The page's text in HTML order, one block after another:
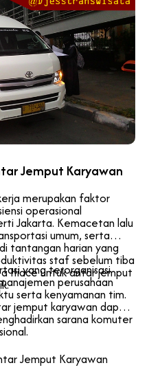
Jemput Karyawan
merupakan faktor
operasional
Jakarta. Kemacetan lalu
umum, serta
tantangan harian yang
staf sebelum tiba
Hiace untuk antar jemput
yang terorganisasi
perusahaan
serta kenyamanan tim.
jemput karyawan dapat
sarana komuter
Jemput Karyawan